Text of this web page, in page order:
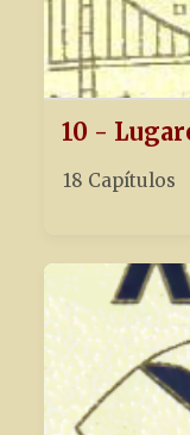
10 -
18 Capítulos